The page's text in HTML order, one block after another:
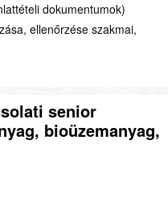
dokumentumok)
ellenőrzése szakmai,
senior
bioüzemanyag,